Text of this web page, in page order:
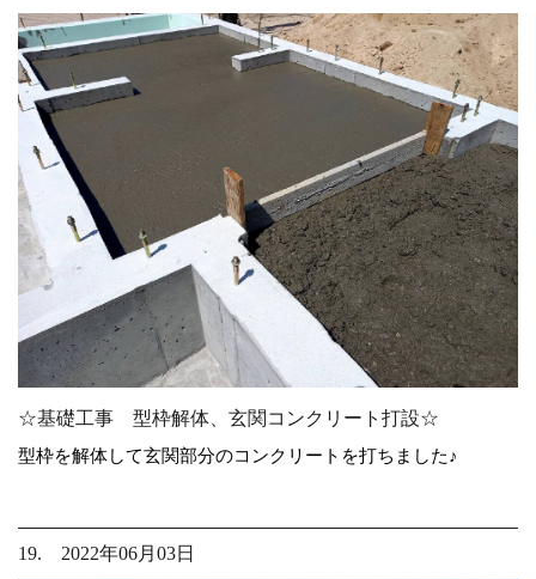
☆基礎工事 型枠解体、玄関コンクリート打設☆
型枠を解体して玄関部分のコンクリートを打ちました♪
19. 2022年06月03日